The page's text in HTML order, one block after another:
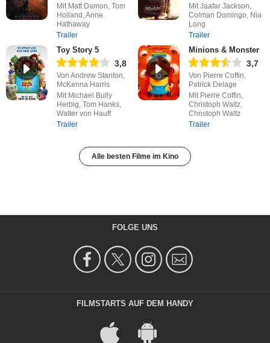
Mit Matt Damon, Tom
Holland, Anne
Hathaway
Trailer
Mit Jaafar Jackson,
Colman Domingo, Nia
Long
Trailer
Toy Story 5
3,8
Von Andrew Stanton,
McKenna Harris
Mit Michael Bully
Herbig, Tom Hanks,
Walter von Hauff
Trailer
Minions & Monster
3,7
Von Pierre Coffin,
Patrick Delage
Mit Pierre Coffin,
Christoph Waltz,
Christoph Waltz
Trailer
Alle besten Filme im Kino
FOLGE UNS
FILMSTARTS AUF DEM HANDY